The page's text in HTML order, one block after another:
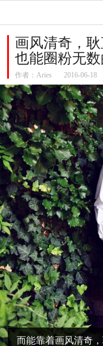
画风清奇，
也能圈粉无数
作者： Aries 2016-06-18
而能靠着画风清奇